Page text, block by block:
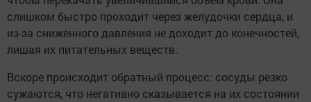
слишком быстро проходит через желудочки сердца, и
из-за сниженного давления не доходит до конечностей,
лишая их питательных веществ.
Вскоре происходит обратный процесс: сосуды резко
сужаются, что негативно сказывается на их состоянии